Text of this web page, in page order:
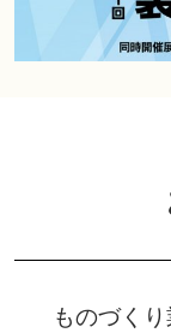
ものづく